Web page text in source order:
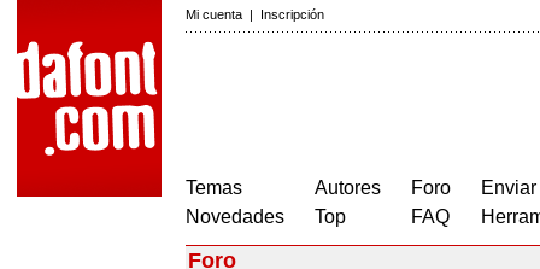
Mi cuenta | Inscripción
Temas
Novedades
Autores
Top
Foro
FAQ
Foro